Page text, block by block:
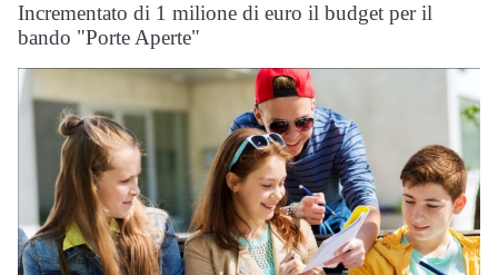
Incrementato di 1 milione di euro il budget per il
bando "Porte Aperte"